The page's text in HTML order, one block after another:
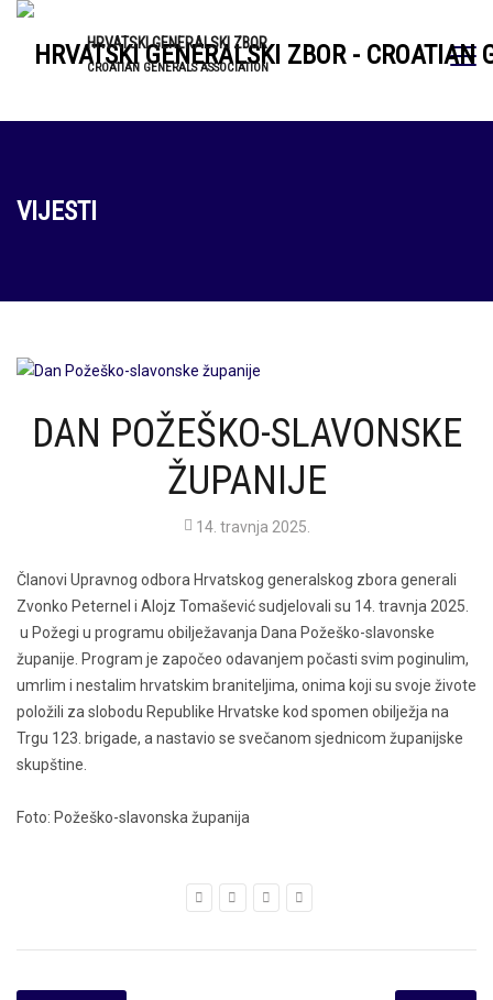
HRVATSKI GENERALSKI ZBOR
CROATIAN GENERALS ASSOCIATION
VIJESTI
DAN POŽEŠKO-SLAVONSKE
ŽUPANIJE
14. travnja 2025.
Članovi Upravnog odbora Hrvatskog generalskog zbora generali
Zvonko Peternel i Alojz Tomašević sudjelovali su 14. travnja 2025.
u Požegi u programu obilježavanja Dana Požeško-slavonske
županije. Program je započeo odavanjem počasti svim poginulim,
umrlim i nestalim hrvatskim braniteljima, onima koji su svoje živote
položili za slobodu Republike Hrvatske kod spomen obilježja na
Trgu 123. brigade, a nastavio se svečanom sjednicom županijske
skupštine.
Foto: Požeško-slavonska županija